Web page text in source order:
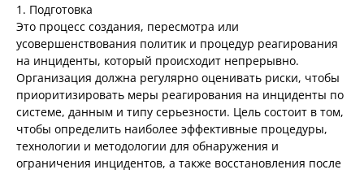
1. Подготовка
Это процесс создания, пересмотра или
усовершенствования политик и процедур реагирования
на инциденты, который происходит непрерывно.
Организация должна регулярно оценивать риски, чтобы
приоритизировать меры реагирования на инциденты по
системе, данным и типу серьезности. Цель состоит в том,
чтобы определить наиболее эффективные процедуры,
технологии и методологии для обнаружения и
ограничения инцидентов, а также восстановления после